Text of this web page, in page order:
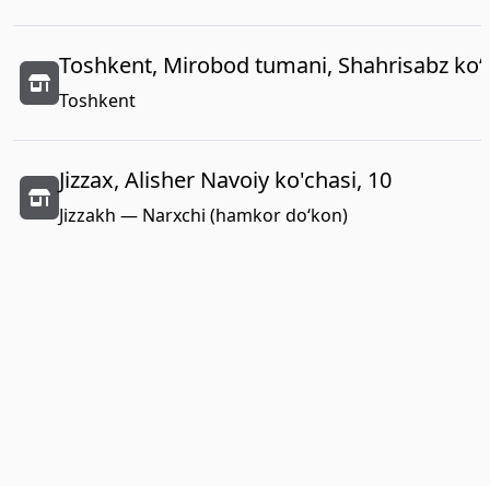
Toshkent, Mirobod tumani, Shahrisabz
Toshkent
Jizzax, Alisher Navoiy ko'chasi, 10
Jizzakh — Narxchi (hamkor do‘kon)